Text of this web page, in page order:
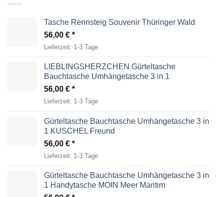
Tasche Rennsteig Souvenir Thüringer Wald
56,00 €
Lieferzeit: 1-3 Tage
LIEBLINGSHERZCHEN Gürteltasche
Bauchtasche Umhängetasche 3 in 1
56,00 €
Lieferzeit: 1-3 Tage
Gürteltasche Bauchtasche Umhängetasche 3 in
1 KUSCHEL Freund
56,00 €
Lieferzeit: 1-3 Tage
Gürteltasche Bauchtasche Umhängetasche 3 in
1 Handytasche MOIN Meer Maritim